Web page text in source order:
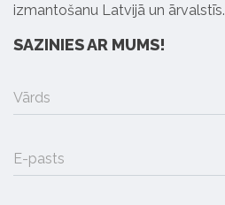
izmantošanu Latvijā un ārvalstīs.
SAZINIES AR MUMS!
Vārds
E-pasts